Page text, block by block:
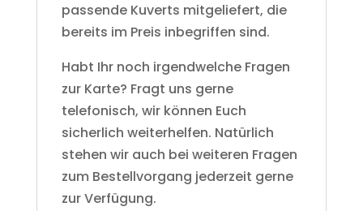
passende Kuverts mitgeliefert, die
bereits im Preis inbegriffen sind.
Habt Ihr noch irgendwelche Fragen
zur Karte? Fragt uns gerne
telefonisch, wir können Euch
sicherlich weiterhelfen. Natürlich
stehen wir auch bei weiteren Fragen
zum Bestellvorgang jederzeit gerne
zur Verfügung.